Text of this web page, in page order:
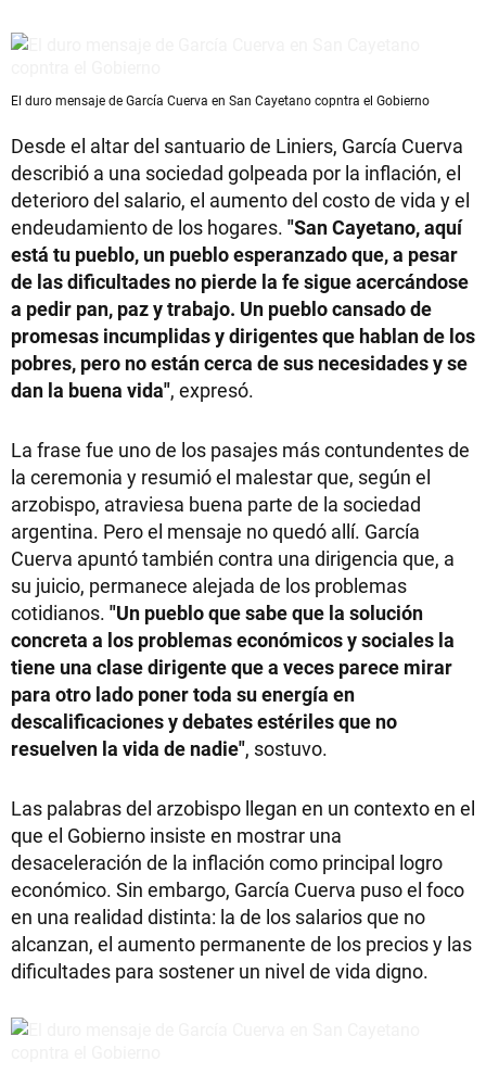
El duro mensaje de García Cuerva en San Cayetano copntra el Gobierno
Desde el altar del santuario de Liniers, García Cuerva
describió a una sociedad golpeada por la inflación, el
deterioro del salario, el aumento del costo de vida y el
endeudamiento de los hogares. "San Cayetano, aquí
está tu pueblo, un pueblo esperanzado que, a pesar
de las dificultades no pierde la fe sigue acercándose
a pedir pan, paz y trabajo. Un pueblo cansado de
promesas incumplidas y dirigentes que hablan de los
pobres, pero no están cerca de sus necesidades y se
dan la buena vida", expresó.
La frase fue uno de los pasajes más contundentes de
la ceremonia y resumió el malestar que, según el
arzobispo, atraviesa buena parte de la sociedad
argentina. Pero el mensaje no quedó allí. García
Cuerva apuntó también contra una dirigencia que, a
su juicio, permanece alejada de los problemas
cotidianos. "Un pueblo que sabe que la solución
concreta a los problemas económicos y sociales la
tiene una clase dirigente que a veces parece mirar
para otro lado poner toda su energía en
descalificaciones y debates estériles que no
resuelven la vida de nadie", sostuvo.
Las palabras del arzobispo llegan en un contexto en el
que el Gobierno insiste en mostrar una
desaceleración de la inflación como principal logro
económico. Sin embargo, García Cuerva puso el foco
en una realidad distinta: la de los salarios que no
alcanzan, el aumento permanente de los precios y las
dificultades para sostener un nivel de vida digno.